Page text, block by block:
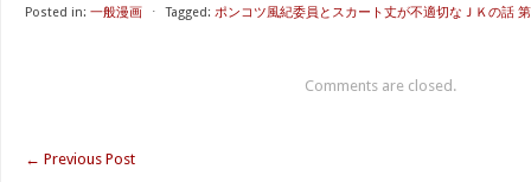
Posted in: 一般漫画 ⋅ Tagged: ポンコツ風紀委員とスカート丈が不適切なＪＫの話
Comments are closed.
← Previous Post